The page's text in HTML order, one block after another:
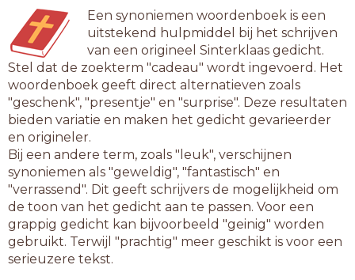
Een synoniemen woordenboek is een
uitstekend hulpmiddel bij het schrijven
van een origineel Sinterklaas gedicht.
Stel dat de zoekterm "cadeau" wordt ingevoerd. Het
woordenboek geeft direct alternatieven zoals
"geschenk", "presentje" en "surprise". Deze resultaten
bieden variatie en maken het gedicht gevarieerder
en origineler.
Bij een andere term, zoals "leuk", verschijnen
synoniemen als "geweldig", "fantastisch" en
"verrassend". Dit geeft schrijvers de mogelijkheid om
de toon van het gedicht aan te passen. Voor een
grappig gedicht kan bijvoorbeeld "geinig" worden
gebruikt. Terwijl "prachtig" meer geschikt is voor een
serieuzere tekst.